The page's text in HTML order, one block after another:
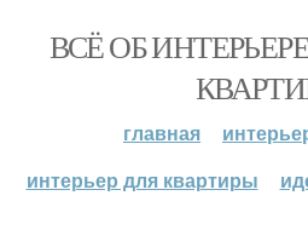
ВСЁ ОБ
главная
интерьер для квартиры